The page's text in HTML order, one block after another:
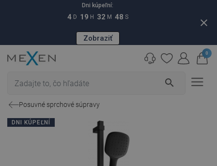
Dni kúpeľní:
4 D 19 H 32 M 47 S
Zobraziť
close
search
0
Posuvné sprchové súpravy
DNI KÚPEĽNÍ